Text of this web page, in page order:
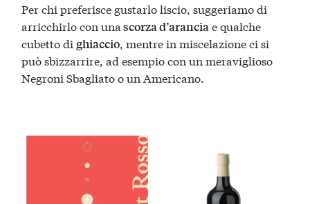
Per chi preferisce gustarlo liscio, suggeriamo di
arricchirlo con una scorza d’aranciae qualche
cubetto dighiaccio, mentre in miscelazione ci si
può sbizzarrire, ad esempio con un meraviglioso
Negroni Sbagliato o un Americano.